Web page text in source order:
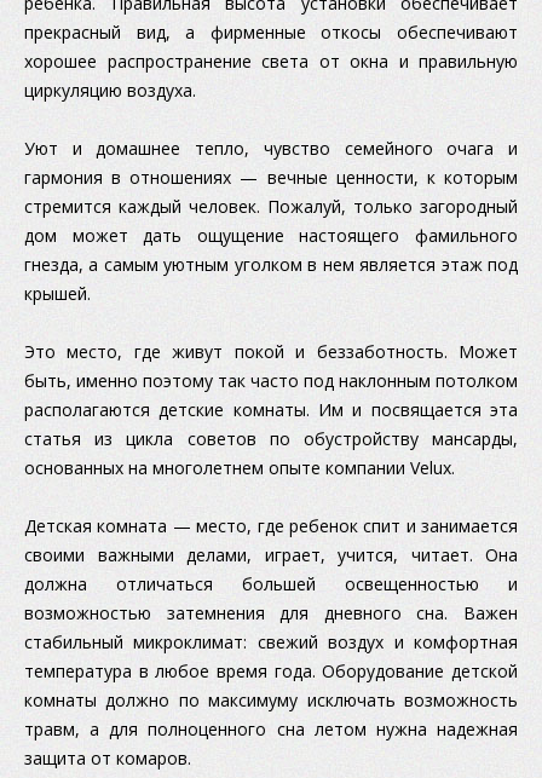
прекрасный вид, а фирменные откосы обеспечивают
хорошее распространение света от окна и правильную
циркуляцию воздуха.
Уют и домашнее тепло, чувство семейного очага и
гармония в отношениях — вечные ценности, к которым
стремится каждый человек. Пожалуй, только загородный
дом может дать ощущение настоящего фамильного
гнезда, а самым уютным уголком в нем является этаж под
крышей.
Это место, где живут покой и беззаботность. Может
быть, именно поэтому так часто под наклонным потолком
располагаются детские комнаты. Им и посвящается эта
статья из цикла советов по обустройству мансарды,
основанных на многолетнем опыте компании Velux.
Детская комната — место, где ребенок спит и занимается
своими важными делами, играет, учится, читает. Она
должна отличаться большей освещенностью и
возможностью затемнения для дневного сна. Важен
стабильный микроклимат: свежий воздух и комфортная
температура в любое время года. Оборудование детской
комнаты должно по максимуму исключать возможность
травм, а для полноценного сна летом нужна надежная
защита от комаров.